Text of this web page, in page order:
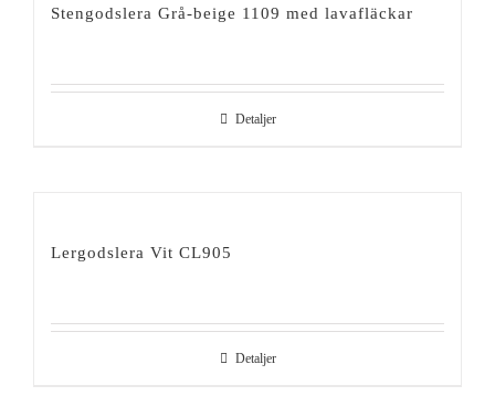
Stengodslera Grå-beige 1109 med lavafläckar
Detaljer
Lergodslera Vit CL905
Detaljer